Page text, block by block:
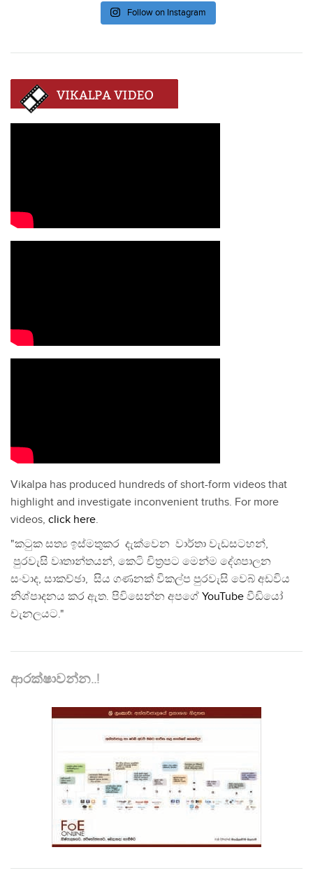
Follow on Instagram
Vikalpa has produced hundreds of short-form videos that
highlight and investigate inconvenient truths. For more
videos, click here.
"කටුක සත්‍ය ඉස්මතුකර දැක්වෙන වාර්තා වැඩසටහන්,
පුරවැසි වෘතාන්තයන්, කෙටි චිත්‍රපට මෙන්ම දේශපාලන
සංවාද, සාකච්ඡා, සිය ගණනක් විකල්ප පුරවැසි වෙබ් අඩවිය
නිශ්පාදනය කර ඇත. පිවිසෙන්න අපගේ YouTube වීඩියෝ
චැනලයට."
ආරක්ෂාවන්න..!